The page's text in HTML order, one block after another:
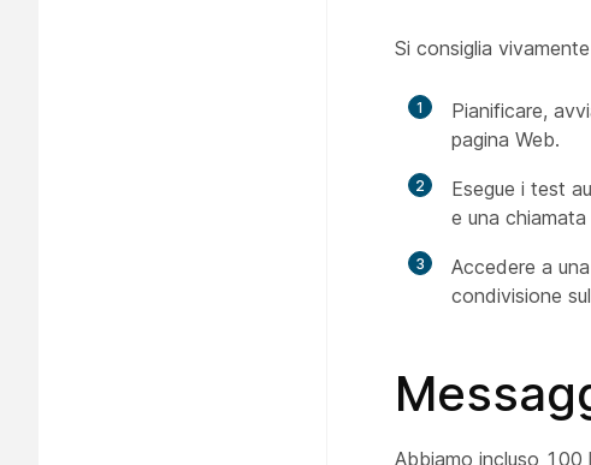
Si consiglia
1
Pianificare,
pagina Web.
2
Esegue i test
e una
3
Accedere a
condivisione
Abbiamo incluso 100